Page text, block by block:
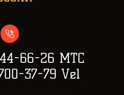
66-26 МТС
37-79 Vel